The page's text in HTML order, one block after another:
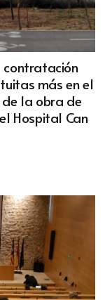
contratación
más en el
de la obra de
Hospital Can